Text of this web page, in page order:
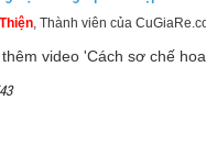
, Thành viên của
video 'Cách sơ chế